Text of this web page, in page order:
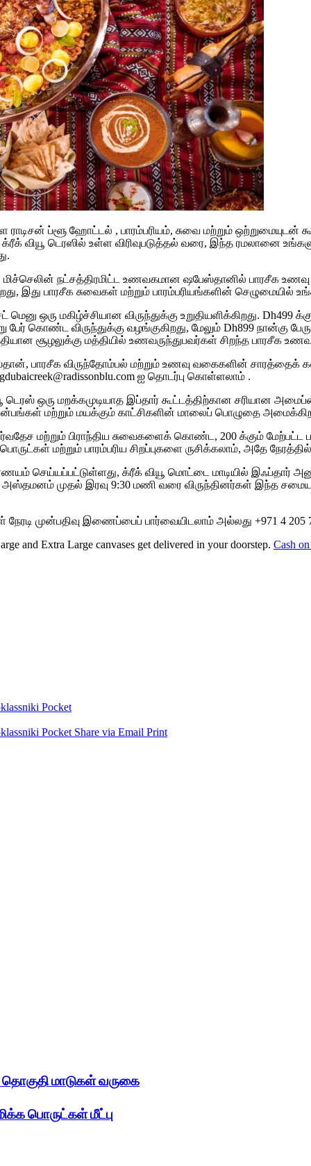
ராடிசன் ப்ளூ ஹோட்டல் , பாரம்பரியம், சுவை மற்றும்
டெரஸில் உள்ள விரிவுபடுத்தல் வரை, இந்த ரமலானை
நட்சத்திரமிட்ட உணவகமான ஷபேஸ்தானில் பாரசீக
இது பாரசீக சுவைகள் மற்றும் பாரம்பரியங்களின் செழுமையில்
ஒரு மகிழ்ச்சியான விருந்துக்கு உறுதியளிக்கிறது.
கொண்ட விருந்துக்கு வழங்குகிறது, மேலும் Dh899 நான்கு
சூழலுக்கு மத்தியில் உணவருந்துபவர்கள் சிறந்த பாரசீக
பாரசீக விருந்தோம்பல் மற்றும் உணவு வகைகளின் சாரத்தைக்
ஐ தொடர்பு கொள்ளலாம் .
டெரஸ் ஒரு மறக்கமுடியாத இப்தார் கூட்டத்திற்கான சரியான
மற்றும் மயக்கும் காட்சிகளின் மாலைப் பொழுதை
மற்றும் பிராந்திய சுவைகளைக் கொண்ட, 200 க்கும்
மற்றும் பாரம்பரிய சிறப்புகளை ருசிக்கலாம், அதே
செய்யப்பட்டுள்ளது, க்ரீக் வியூ மொட்டை மாடியில்
முதல் இரவு 9:30 மணி வரை விருந்தினர்கள் இந்த
நேரடி முன்பதிவு இணைப்பைப் பார்வையிடலாம் அல்லது +971
and Extra Large canvases get delivered in your doorstep. Cash
Pocket
Pocket Share via Email Print
மாடுகள் வருகை
பொருட்கள் மீட்பு